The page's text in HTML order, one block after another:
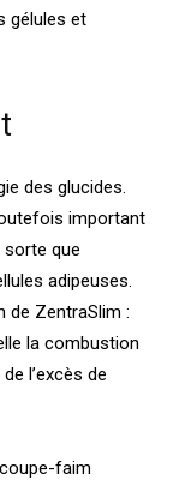
gélules et
des glucides.
important
sorte que
adipeuses.
de ZentraSlim :
la combustion
l’excès de
faim